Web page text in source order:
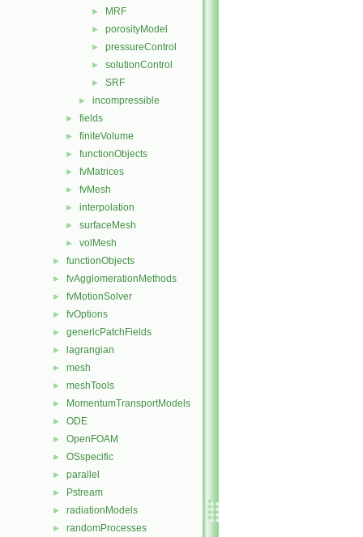
► MRF
► porosityModel
► pressureControl
► solutionControl
► SRF
► incompressible
► fields
► finiteVolume
► functionObjects
► fvMatrices
► fvMesh
► interpolation
► surfaceMesh
► volMesh
► functionObjects
► fvAgglomerationMethods
► fvMotionSolver
► fvOptions
► genericPatchFields
► lagrangian
► mesh
► meshTools
► MomentumTransportModels
► ODE
► OpenFOAM
► OSspecific
► parallel
► Pstream
► radiationModels
► randomProcesses